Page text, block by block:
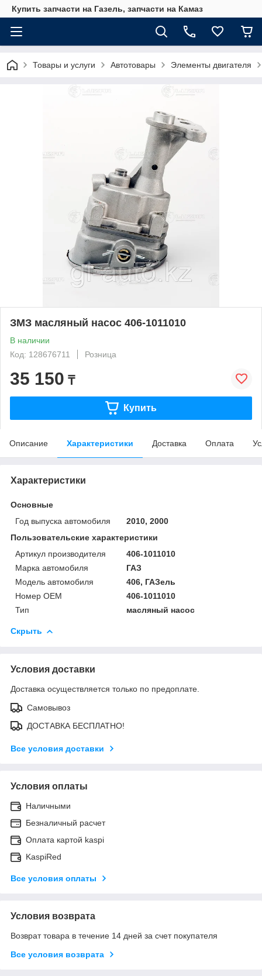
Купить запчасти на Газель, запчасти на Камаз
Товары и услуги Автотовары Элементы двигателя
ЗМЗ масляный насос 406-1011010
В наличии
Код: 128676711
Розница
35 150 ₸
Купить
Описание Характеристики Доставка Оплата
Характеристики
Основные
Год выпуска автомобиля
2010, 2000
Пользовательские характеристики
Артикул производителя
406-1011010
Марка автомобиля
ГАЗ
Модель автомобиля
406, ГАЗель
Номер OEM
406-1011010
Тип
масляный насос
Скрыть
Условия доставки
Доставка осуществляется только по предоплате.
Самовывоз
ДОСТАВКА БЕСПЛАТНО!
Все условия доставки
Условия оплаты
Наличными
Безналичный расчет
Оплата картой kaspi
KaspiRed
Все условия оплаты
Условия возврата
Возврат товара в течение 14 дней за счет покупателя
Все условия возврата